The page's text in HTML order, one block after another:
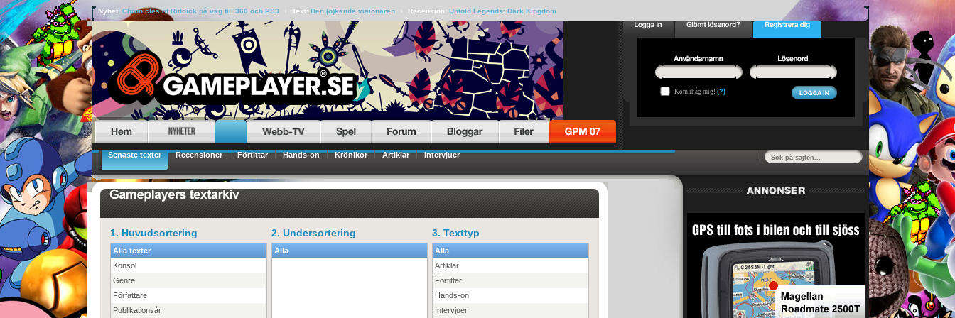
Nyhet: Chronicles of Riddick på väg till 360 och PS3 + Text: Den (o)kände visionären+ Recension: Untold Legends: Dark Kingdom
Kom ihåg mig! (?)
Senaste texter Recensioner Förtittar Hands-on Krönikor Artiklar Intervjuer
1. Huvudsortering
Alla texter
Konsol
Genre
Författare
Publikationsår
2. Undersortering
Alla
3. Texttyp
Alla
Artiklar
Förtittar
Hands-on
Intervjuer